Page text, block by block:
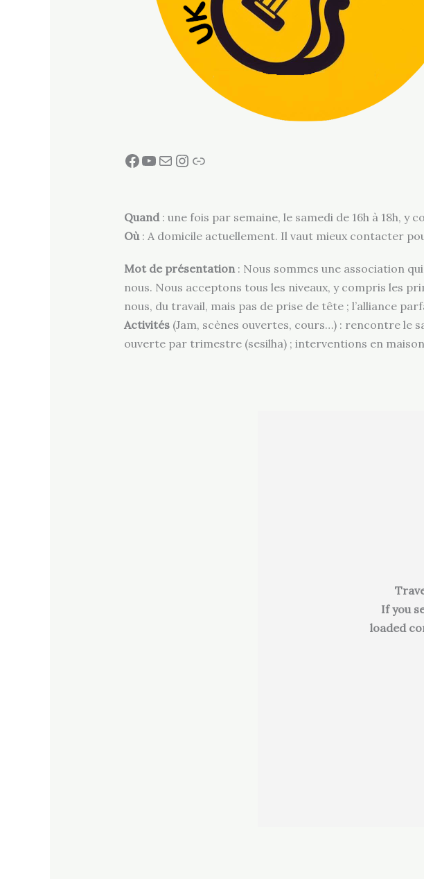
Facebook
YouTube
E-mailInstagram
Lien
Quand: une fois par semaine, le samedi de 16h à 18h, y
Où: A domicile actuellement. Il vaut mieux contacter
Mot de présentation : Nous sommes une association
nous. Nous acceptons tous les niveaux, y compris les
nous, du travail, mais pas de prise de tête ; l’alliance
Activités(Jam, scènes ouvertes, cours…) : rencontre le
ouverte par trimestre (sesilha) ; interventions en
If you
loaded